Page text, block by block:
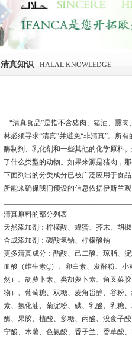
清真知识 HALAL KNOWLEDGE
“清真食品”是指不含猪肉、猪油、熏
林必须寻求“清真”并避免“非清真”。所
酶制剂、乳化剂和一些其他的化学原料
了什么类型的动物。如果来源是猪肉，
下面列出的分类成分已被广泛应用于食
所能来确保我们预设的信息依据伊斯兰
清真原料的部分列表
天然添加剂：柠檬酸、蜂蜜、芥末、胡
合成添加剂：碳酸氢钠、柠檬酸钠
更多清真成分：醋酸、己二酸、琼脂、
血酸（维生素Ç）、卵白素、发酵粉、
然）、胡萝卜素、类胡萝卜素、角叉菜
物）、葡萄糖、双糖、麦角甾醇、谷粉
素、氢化油、菊淀粉、碘、乳酸、乳糖
酶、果胶、植酸、多糖、丙酸、没食子
宁酸、木薯、色氨酸、香子兰、香草酸